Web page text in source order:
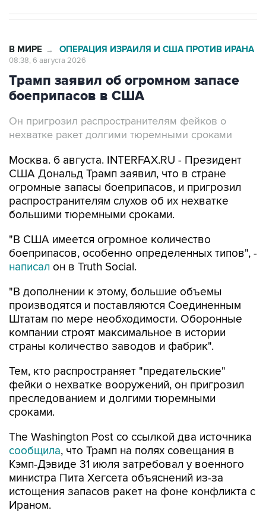
В МИРЕ → ОПЕРАЦИЯ ИЗРАИЛЯ И США ПРОТИВ ИРАНА
08:38, 6 августа 2026
Трамп заявил об огромном запасе
боеприпасов в США
Он пригрозил распространителям фейков о
нехватке ракет долгими тюремными сроками
Москва. 6 августа. INTERFAX.RU - Президент
США Дональд Трамп заявил, что в стране
огромные запасы боеприпасов, и пригрозил
распространителям слухов об их нехватке
большими тюремными сроками.
"В США имеется огромное количество
боеприпасов, особенно определенных типов", -
написал он в Truth Social.
"В дополнении к этому, большие объемы
производятся и поставляются Соединенным
Штатам по мере необходимости. Оборонные
компании строят максимальное в истории
страны количество заводов и фабрик".
Тем, кто распространяет "предательские"
фейки о нехватке вооружений, он пригрозил
преследованием и долгими тюремными
сроками.
The Washington Post со ссылкой два источника
сообщила, что Трамп на полях совещания в
Кэмп-Дэвиде 31 июля затребовал у военного
министра Пита Хегсета объяснений из-за
истощения запасов ракет на фоне конфликта с
Ираном.